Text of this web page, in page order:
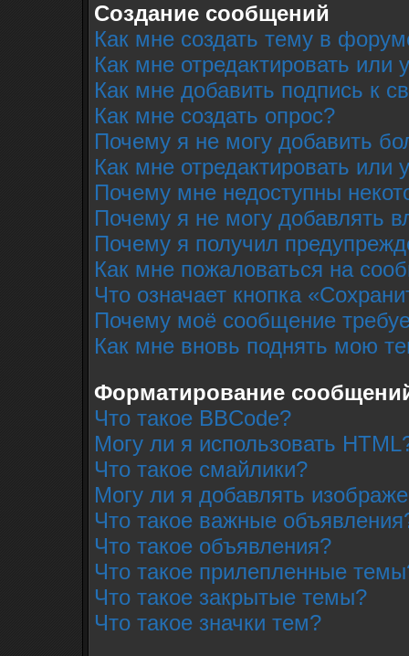
Создание сообщений
Как мне создать тему в
Как мне отредактировать или
Как мне добавить подпись к
Как мне создать опрос?
Почему я не могу добавить
Как мне отредактировать или
Почему мне недоступны
Почему я не могу добавлять
Почему я получил
Как мне пожаловаться на
Что означает кнопка
Почему моё сообщение
Как мне вновь поднять мою
Форматирование
Что такое BBCode?
Могу ли я использовать
Что такое смайлики?
Могу ли я добавлять
Что такое важные
Что такое объявления?
Что такое прилепленные
Что такое закрытые темы?
Что такое значки тем?